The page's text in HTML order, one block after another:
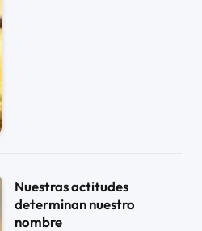
Nuestras actitudes
determinan nuestro
nombre